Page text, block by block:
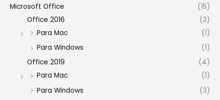
Microsoft Office
(15)
Office 2016
(2)
Para Mac
(1)
Para Windows
(1)
Office 2019
(4)
Para Mac
(1)
Para Windows
(3)